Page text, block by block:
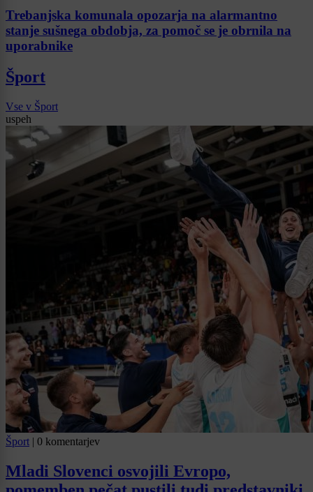
Trebanjska komunala opozarja na alarmantno
stanje sušnega obdobja, za pomoč se je obrnila na
uporabnike
Šport
Vse v Šport
uspeh
Šport | 0 komentarjev
Mladi Slovenci osvojili Evropo,